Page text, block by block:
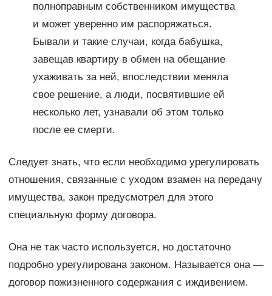
полноправным собственником имущества
и может уверенно им распоряжаться.
Бывали и такие случаи, когда бабушка,
завещав квартиру в обмен на обещание
ухаживать за ней, впоследствии меняла
свое решение, а люди, посвятившие ей
несколько лет, узнавали об этом только
после ее смерти.
Следует знать, что если необходимо урегулировать
отношения, связанные с уходом взамен на передачу
имущества, закон предусмотрел для этого
специальную форму договора.
Она не так часто используется, но достаточно
подробно урегулирована законом. Называется она —
договор пожизненного содержания с иждивением.